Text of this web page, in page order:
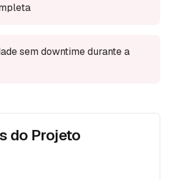
sem downtime durante a
do Projeto